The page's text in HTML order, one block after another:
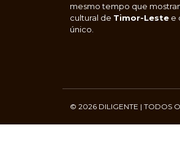
mesmo tempo que
cultural de Timor-Leste e
único.
© 2026 DILIGENTE | TODOS